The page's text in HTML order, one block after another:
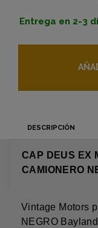
Entrega en 2-3
DESCRIPCIÓN
CAP DEUS EX
CAMIONERO
Vintage Motors
NEGRO